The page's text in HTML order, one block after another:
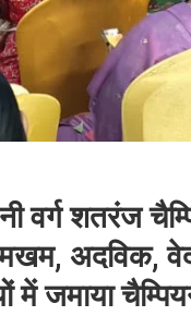
वर्ग शतरंज
अदविक,
जमाया